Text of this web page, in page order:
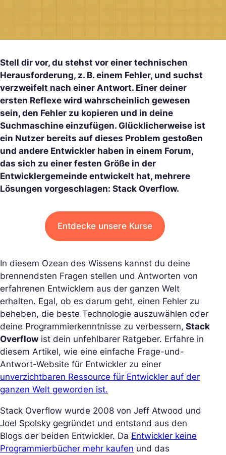
Stell dir vor, du stehst vor einer technischen
Herausforderung, z. B. einem Fehler, und suchst
verzweifelt nach einer Antwort. Einer deiner
ersten Reflexe wird wahrscheinlich gewesen
sein, den Fehler zu kopieren und in deine
Suchmaschine einzufügen. Glücklicherweise ist
ein Nutzer bereits auf dieses Problem gestoßen
und andere Entwickler haben in einem Forum,
das sich zu einer festen Größe in der
Entwicklergemeinde entwickelt hat, mehrere
Lösungen vorgeschlagen: Stack Overflow.
Entdecke unsere Kurse
In diesem Ozean des Wissens kannst du deine
brennendsten Fragen stellen und Antworten von
erfahrenen Entwicklern aus der ganzen Welt
erhalten. Egal, ob es darum geht, einen Fehler zu
beheben, die beste Technologie auszuwählen oder
deine Programmierkenntnisse zu verbessern, Stack
Overflow ist dein unfehlbarer Ratgeber. Erfahre in
diesem Artikel, wie eine einfache Frage-und-
Antwort-Website für Entwickler zu einer
unverzichtbaren Ressource für Entwickler auf der
ganzen Welt geworden ist.
Stack Overflow wurde 2008 von Jeff Atwood und
Joel Spolsky gegründet und entstand aus den
Blogs der beiden Entwickler. Da Entwickler keine
Programmierbücher mehr kaufen und das